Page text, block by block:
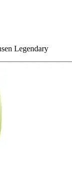
Legendary